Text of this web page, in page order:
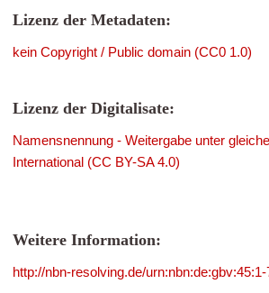
Lizenz der Metadaten:
kein Copyright / Public domain (CC0 1.0)
Lizenz der Digitalisate:
Namensnennung - Weitergabe unter
International (CC BY-SA 4.0)
Weitere Information:
http://nbn-resolving.de/